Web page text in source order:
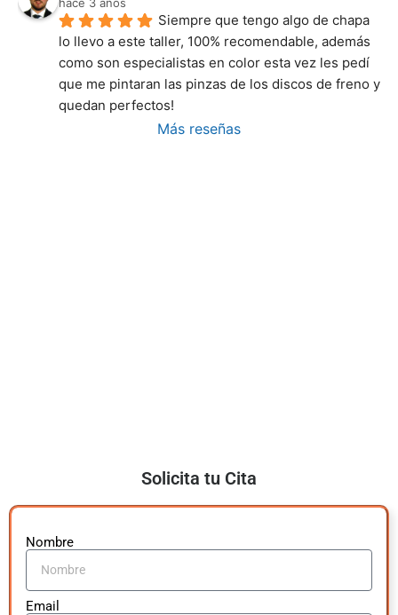
Siempre que tengo algo de chapa
lo llevo a este taller, 100% recomendable, además
como son especialistas en color esta vez les pedí
que me pintaran las pinzas de los discos de freno y
quedan perfectos!
Más reseñas
Solicita tu Cita
Nombre
Email